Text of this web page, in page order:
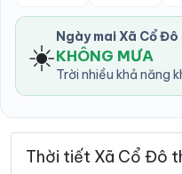
☀️ Ngày mai Xã Cổ
KHÔNG MƯA
Trời nhiều khả năng
Thời tiết Xã Cổ Đô